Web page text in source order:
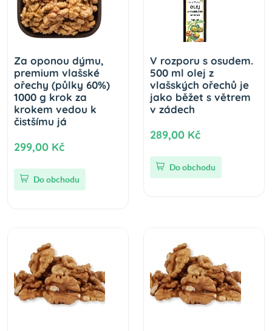
Za oponou dýmu,
premium vlašské
ořechy (půlky 60%)
1000 g krok za
krokem vedou k
čistšímu já
299,00 Kč
Do obchodu
V rozporu s osudem.
500 ml olej z
vlašských ořechů je
jako běžet s větrem
v zádech
289,00 Kč
Do obchodu